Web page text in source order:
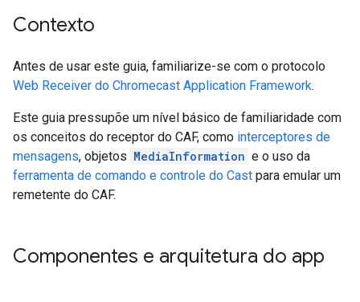
Contexto
Antes de usar este guia, familiarize-se com o protocolo
Web Receiver do Chromecast Application Framework.
Este guia pressupõe um nível básico de familiaridade com
os conceitos do receptor do CAF, como interceptores de
mensagens, objetos MediaInformation e o uso da
ferramenta de comando e controle do Cast para emular um
remetente do CAF.
Componentes e arquitetura do app